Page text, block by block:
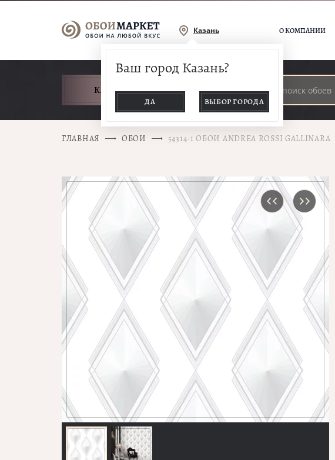
Казань О КОМПАНИИ
Ваш город Казань?
ДА ВЫБОР ГОРОДА
КАТАЛОГ ТОВАРОВ
ГЛАВНАЯ ОБОИ 54314-1 ОБОИ ANDREA ROSSI GALLINARA